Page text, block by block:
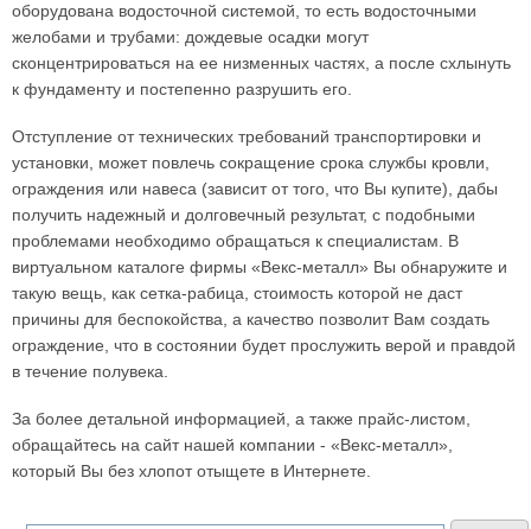
оборудована водосточной системой, то есть водосточными
желобами и трубами: дождевые осадки могут
сконцентрироваться на ее низменных частях, а после схлынуть
к фундаменту и постепенно разрушить его.
Отступление от технических требований транспортировки и
установки, может повлечь сокращение срока службы кровли,
ограждения или навеса (зависит от того, что Вы купите), дабы
получить надежный и долговечный результат, с подобными
проблемами необходимо обращаться к специалистам. В
виртуальном каталоге фирмы «Векс-металл» Вы обнаружите и
такую вещь, как сетка-рабица, стоимость которой не даст
причины для беспокойства, а качество позволит Вам создать
ограждение, что в состоянии будет прослужить верой и правдой
в течение полувека.
За более детальной информацией, а также прайс-листом,
обращайтесь на сайт нашей компании - «Векс-металл»,
который Вы без хлопот отыщете в Интернете.